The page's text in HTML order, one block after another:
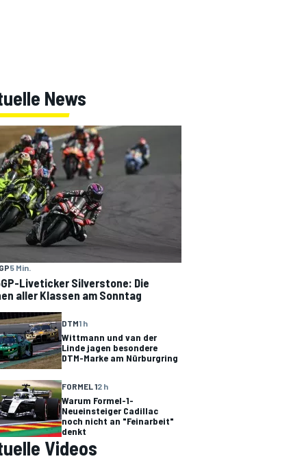
News
5 Min.
Liveticker Silverstone: Die
aller Klassen am Sonntag
DTM1 h
Wittmann und van der
Linde jagen besondere
DTM-Marke am Nürburgring
FORMEL 12 h
Warum Formel-1-
Neueinsteiger Cadillac
noch nicht an "Feinarbeit"
denkt
Videos